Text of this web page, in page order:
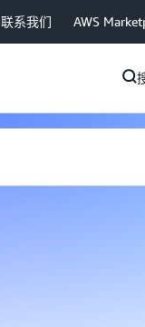
联系我们 AWS